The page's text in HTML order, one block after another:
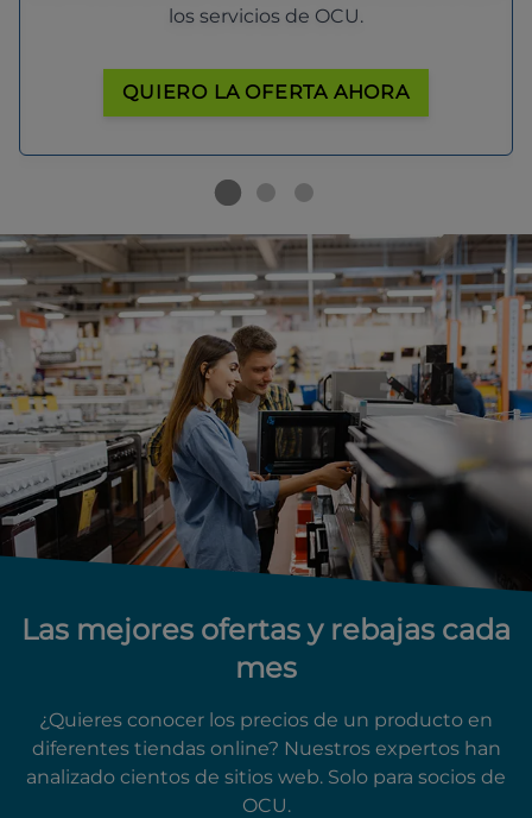
los servicios de OCU.
QUIERO LA OFERTA AHORA
Las mejores ofertas y rebajas cada
mes
¿Quieres conocer los precios de un producto en
diferentes tiendas online? Nuestros expertos han
analizado cientos de sitios web. Solo para socios de
OCU.